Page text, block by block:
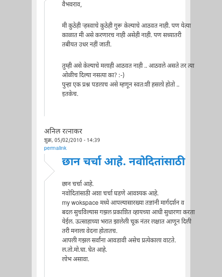
वैभवराव,
मी कुठेही ऱ्हस्वाचे कुठेही गुरू केल्याचे आठवत नाही. पण येत्या
काळात मी असे करणारच नाही असेही नाही. पण सध्यातरी
तबीयत उधर नहीं जाती.
तुम्ही असे केल्याचे मलाही आठवत नाही .. आठवले असते तर त्या
ओळीच दिल्या नसत्या का? :-)
पुन्हा एक प्रश्न पडलाच असे म्हणून स्वतःशी हसलो होतो ..
इतकेच.
अनिल रत्नाकर
शुक्र, 05/02/2010 - 14:39
permalink
छान चर्चा आहे. नवोदितांसाठी
छान चर्चा आहे.
नवोदितांसाठी अशा चर्चा घडणे आवश्यक आहे.
my wokspace मध्ये आपल्यासारख्या तज्ञांनी मार्गदर्शन व
बदल सुचविल्यास गझल प्रकाशित व्हायच्या आधी सुधारणा करता
येईल. ऊत्साहाच्या भरात झालेली चूक नंतर लक्षात आणून दिली
तरी मनाला वेदना होतातच.
आपली गझल सर्वांना आवडावी असेच प्रत्येकाला वाटते.
ल.तो.मो.घा. घेत आहे.
लोभ असावा.